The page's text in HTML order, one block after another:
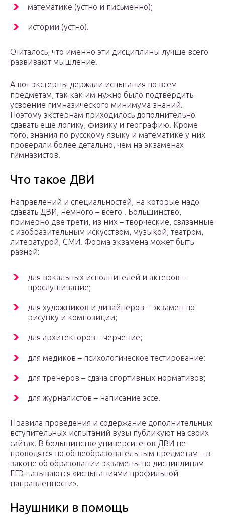
математике (устно и письменно);
истории (устно).
Считалось, что именно эти дисциплины лучше всего
развивают мышление.
А вот экстерны держали испытания по всем
предметам, так как им нужно было подтвердить
усвоение гимназического минимума знаний.
Поэтому экстернам приходилось дополнительно
сдавать ещё логику, физику и географию. Кроме
того, знания по русскому языку и математике у них
проверяли более детально, чем на экзаменах
гимназистов.
Что такое ДВИ
Направлений и специальностей, на которые надо
сдавать ДВИ, немного – всего . Большинство,
примерно две трети, из них – творческие, связанные
с изобразительным искусством, музыкой, театром,
литературой, СМИ. Форма экзамена может быть
разной:
для вокальных исполнителей и актеров –
прослушивание;
для художников и дизайнеров – экзамен по
рисунку и композиции;
для архитекторов – черчение;
для медиков – психологическое тестирование:
для тренеров – сдача спортивных нормативов;
для журналистов – написание эссе.
Правила проведения и содержание дополнительных
вступительных испытаний вузы публикуют на своих
сайтах. В большинстве университетов ДВИ не
проводятся по общеобразовательным предметам – в
законе об образовании экзамены по дисциплинам
ЕГЭ называются «испытаниями профильной
направленности».
Наушники в помощь